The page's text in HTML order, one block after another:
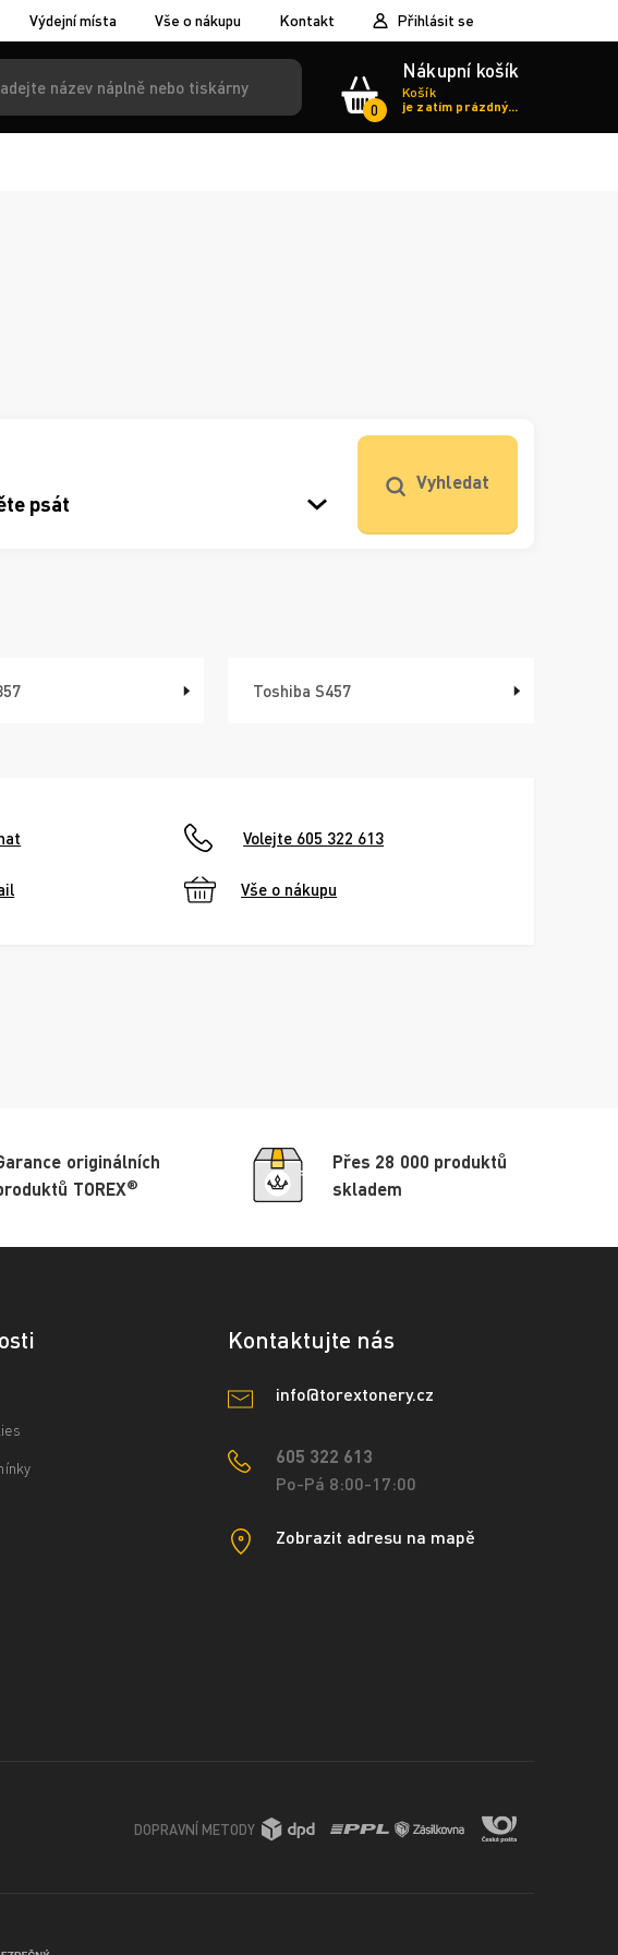
Výdejní místa Vše o nákupu Kontakt Přihlásit se
0
Nákupní košík
Košík
je zatím prázdný...
psát
Vyhledat
Toshiba S457
Volejte 605 322 613
Vše o nákupu
originálních
TOREX®
Přes 28 000 produktů
skladem
Kontaktujte nás
info@torextonery.cz
605 322 613
Po-Pá 8:00-17:00
Zobrazit adresu na mapě
DOPRAVNÍ METODY